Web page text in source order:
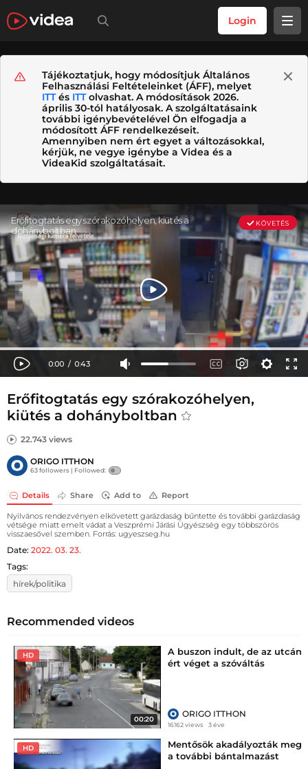
Login
Tájékoztatjuk, hogy módosítjuk Általános
Felhasználási Feltételeinket (ÁFF), melyet
ITTés ITTolvashat. A módosítások 2026.
április 30-tól hatályosak. A szolgáltatásaink
további igénybevételével Ön elfogadja a
módosított ÁFF rendelkezéseit.
Amennyiben nem ért egyet a változásokkal,
kérjük, ne vegye igénybe a Videa és a
VideaKid szolgáltatásait.
Erőfitogtatás egy szórakozóhelyen,
kiütés a dohányboltban
22.743 views
ORIGO ITTHON
63 followers | Followed:
Details Share Add to Report
Nyilvános rendezvényen elkövetett garázdaság bűntette és további garázdaság
vétsége miatt emelt vádat a Veszprémi Járási Ügyészség egy többszörös
visszaesővel szemben. Forrás: ugyeszseg.hu
Date: 2022. 03. 23.
Tags:
hírek/politika
Recommended videos
HD
00:20
A buszon indult, de az utcán
ért véget a szóváltás
ORIGO ITTHON
16162 views 3 éve
HD
Mentősök akadályozták meg
a további bántalmazást